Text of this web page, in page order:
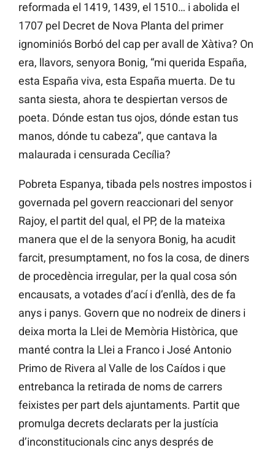
reformada el 1419, 1439, el 1510… i abolida el
1707 pel Decret de Nova Planta del primer
ignominiós Borbó del cap per avall de Xàtiva? On
era, llavors, senyora Bonig, “mi querida España,
esta España viva, esta España muerta. De tu
santa siesta, ahora te despiertan versos de
poeta. Dónde estan tus ojos, dónde estan tus
manos, dónde tu cabeza”, que cantava la
malaurada i censurada Cecília?
Pobreta Espanya, tibada pels nostres impostos i
governada pel govern reaccionari del senyor
Rajoy, el partit del qual, el PP, de la mateixa
manera que el de la senyora Bonig, ha acudit
farcit, presumptament, no fos la cosa, de diners
de procedència irregular, per la qual cosa són
encausats, a votades d’ací i d’enllà, des de fa
anys i panys. Govern que no nodreix de diners i
deixa morta la Llei de Memòria Històrica, que
manté contra la Llei a Franco i José Antonio
Primo de Rivera al Valle de los Caídos i que
entrebanca la retirada de noms de carrers
feixistes per part dels ajuntaments. Partit que
promulga decrets declarats per la justícia
d’inconstitucionals cinc anys després de